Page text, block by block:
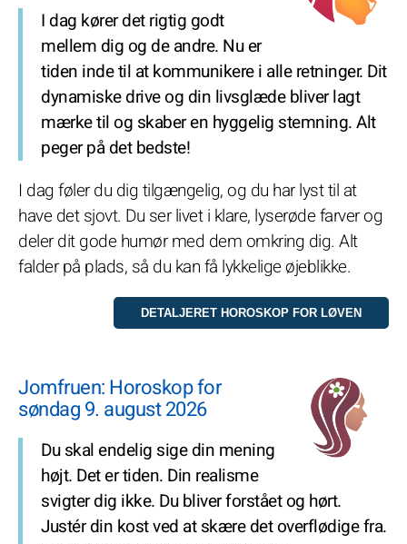
I dag kører det rigtig godt
mellem dig og de andre. Nu er
tiden inde til at kommunikere i alle retninger. Dit
dynamiske drive og din livsglæde bliver lagt
mærke til og skaber en hyggelig stemning. Alt
peger på det bedste!
I dag føler du dig tilgængelig, og du har lyst til at
have det sjovt. Du ser livet i klare, lyserøde farver og
deler dit gode humør med dem omkring dig. Alt
falder på plads, så du kan få lykkelige øjeblikke.
Jomfruen: Horoskop for
søndag 9. august 2026
Du skal endelig sige din mening
højt. Det er tiden. Din realisme
svigter dig ikke. Du bliver forstået og hørt.
Justér din kost ved at skære det overflødige fra.